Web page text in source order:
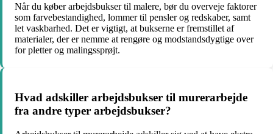
Når du køber arbejdsbukser til malere, bør du overveje faktorer
som farvebestandighed, lommer til pensler og redskaber, samt
let vaskbarhed. Det er vigtigt, at bukserne er fremstillet af
materialer, der er nemme at rengøre og modstandsdygtige over
for pletter og malingssprøjt.
Hvad adskiller arbejdsbukser til murerarbejde
fra andre typer arbejdsbukser?